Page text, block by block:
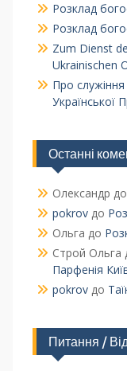
Розклад
Розклад
Zum Dienst
Ukrainischen
Про служіння
Української
Останні
Олександр до
pokrovдо
Ольга до
Строй Ольга
Парфенія
pokrovдо
Питання /